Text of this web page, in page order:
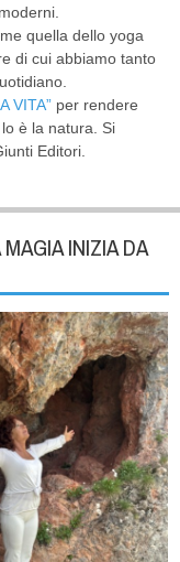
quella dello yoga
di cui abbiamo tanto
VITA” per rendere
è la natura. Si
Editori.